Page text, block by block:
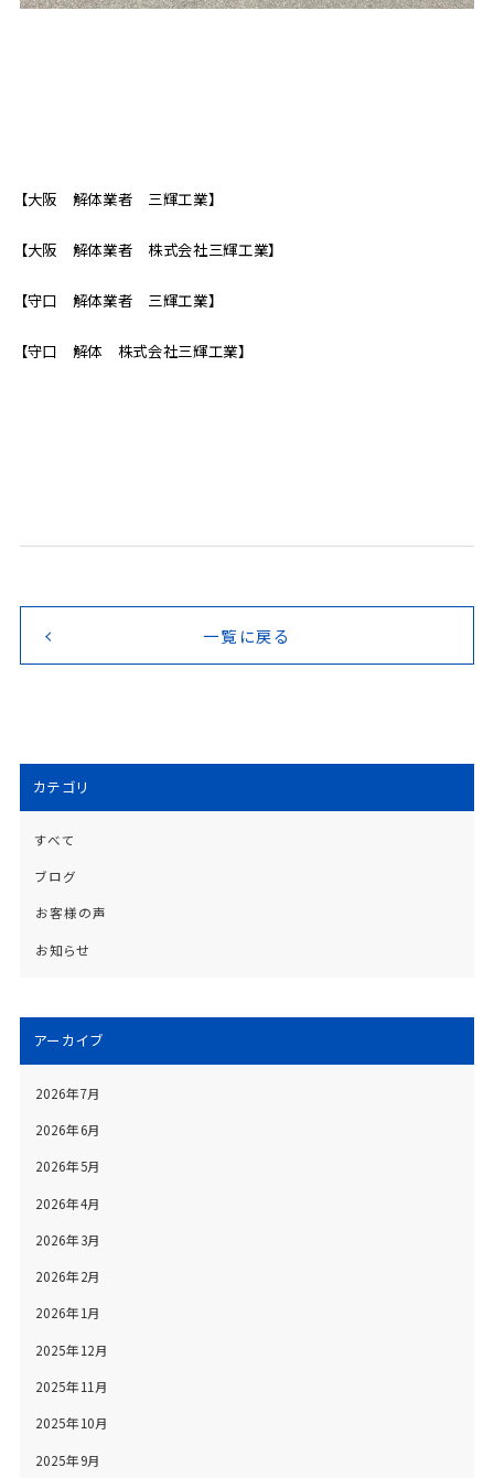
【大阪 解体業者 三輝工業】
【大阪 解体業者 株式会社三輝工業】
【守口 解体業者 三輝工業】
【守口 解体 株式会社三輝工業】
一覧に戻る
カテゴリ
すべて
ブログ
お客様の声
お知らせ
アーカイブ
2026年7月
2026年6月
2026年5月
2026年4月
2026年3月
2026年2月
2026年1月
2025年12月
2025年11月
2025年10月
2025年9月